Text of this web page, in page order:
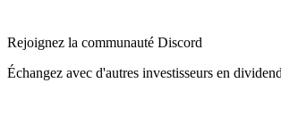
Rejoignez la communauté Discord
Échangez avec d'autres investisseurs en